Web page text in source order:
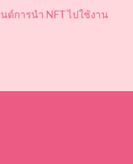
นด์การนำ NFT ไปใช้งาน